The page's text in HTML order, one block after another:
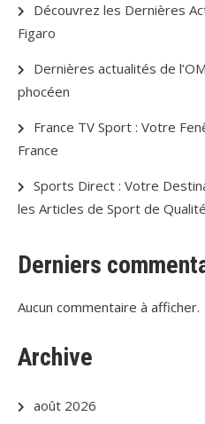
Découvrez les Dernières
Figaro
Dernières actualités de
phocéen
France TV Sport : Votre
France
Sports Direct : Votre
les Articles de Sport de Qualité
Derniers
Aucun commentaire à afficher.
Archive
août 2026